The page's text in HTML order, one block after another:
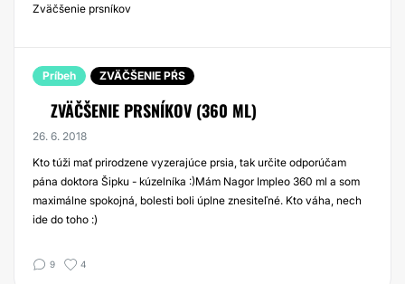
Zväčšenie prsníkov
Príbeh ZVÄČŠENIE PŔS
ZVÄČŠENIE PRSNÍKOV (360 ML)
26. 6. 2018
Kto túži mať prirodzene vyzerajúce prsia, tak určite odporúčam
pána doktora Šipku - kúzelníka :)Mám Nagor Impleo 360 ml a som
maximálne spokojná, bolesti boli úplne znesiteľné. Kto váha, nech
ide do toho :)
9 4